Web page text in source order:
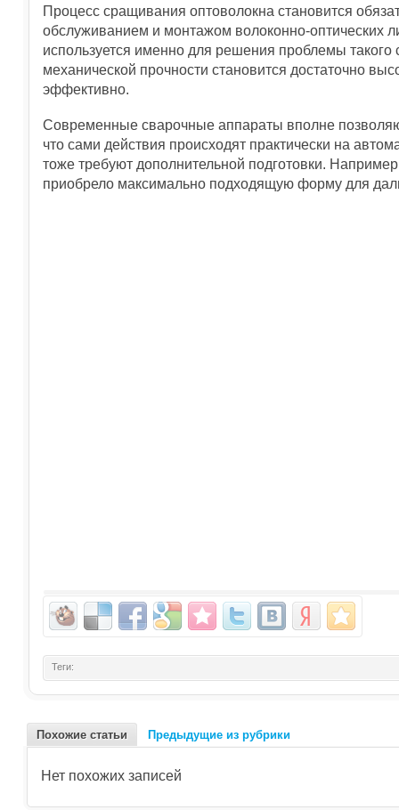
Процесс сращивания оптоволокна становится
обслуживанием и монтажом волоконно-оптических
используется именно для решения проблемы
механической прочности становится достаточно
эффективно.
Современные сварочные аппараты вполне
что сами действия происходят практически на
тоже требуют дополнительной подготовки.
приобрело максимально подходящую форму для
Теги:
Похожие статьи Предыдущие из рубрики
Нет похожих записей